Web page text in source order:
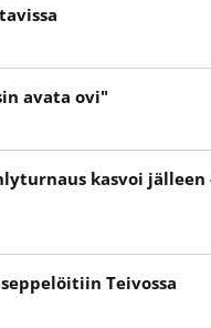
avata ovi"
kasvoi jälleen
Teivossa